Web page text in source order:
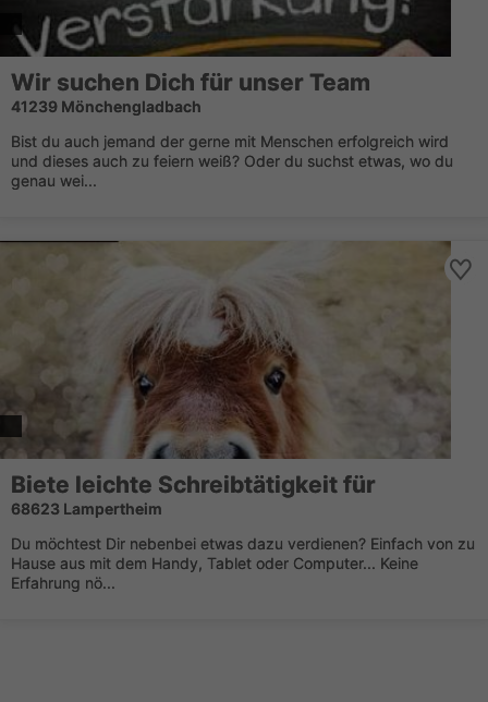
Wir suchen Dich für unser Team
41239 Mönchengladbach
Bist du auch jemand der gerne mit Menschen erfolgreich wird
und dieses auch zu feiern weiß? Oder du suchst etwas, wo du
genau wei...
Biete leichte Schreibtätigkeit für
68623 Lampertheim
Du möchtest Dir nebenbei etwas dazu verdienen? Einfach von zu
Hause aus mit dem Handy, Tablet oder Computer... Keine
Erfahrung nö...